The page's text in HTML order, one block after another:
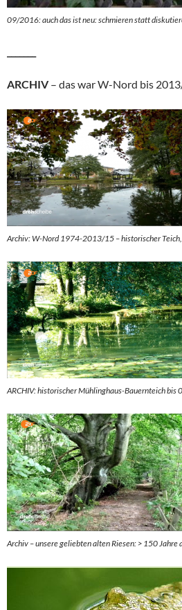
09/2016: auch das ist neu: schmieren statt
ARCHIV– das war W-Nord bis
Archiv: W-Nord 1974-2013/15 – historischer
ARCHIV: historischer Mühlinghaus-Bauernteich bis
Archiv – unsere geliebten alten Riesen: > 150 Jahre